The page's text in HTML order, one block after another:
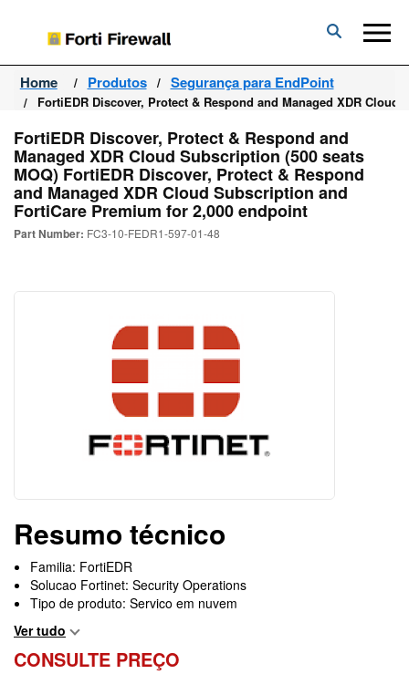
Forti
Firewall
Home Produtos Segurança para EndPoint
FortiEDR Discover, Protect & Respond and Managed XDR
FortiEDR Discover, Protect & Respond and
Managed XDR Cloud Subscription (500 seats
MOQ) FortiEDR Discover, Protect & Respond
and Managed XDR Cloud Subscription and
FortiCare Premium for 2,000 endpoint
Part Number: FC3-10-FEDR1-597-01-48
Resumo técnico
Familia: FortiEDR
Solucao Fortinet: Security Operations
Tipo de produto: Servico em nuvem
Ver tudo
CONSULTE PREÇO